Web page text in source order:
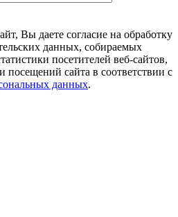
Вы даете согласие на обработку
данных, собираемых
посетителей веб-сайтов,
посещений сайта в соответствии с
данных.